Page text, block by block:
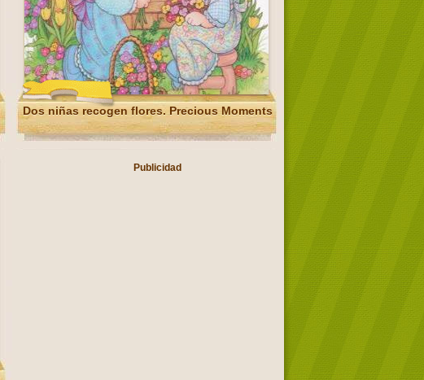
Dos niñas recogen flores. Precious Moments
Publicidad